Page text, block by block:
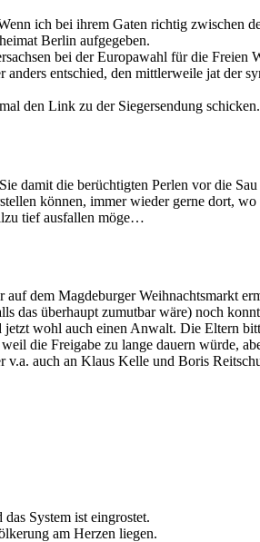
ich bei ihrem Gaten richtig zwischen
Berlin aufgegeben.
bei der Europawahl für die
entschied, den mittlerweile jat der
den Link zu der Siegersendung
damit die berüchtigten Perlen vor die
können, immer wieder gerne dort,
tief ausfallen möge…
dem Magdeburger Weihnachtsmarkt
das überhaupt zumutbar wäre) noch
wohl auch einen Anwalt. Die Eltern
die Freigabe zu lange dauern würde,
auch an Klaus Kelle und Boris
System ist eingrostet.
am Herzen liegen.